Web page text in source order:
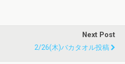
Next Post
2/26(木)バカタオル投稿